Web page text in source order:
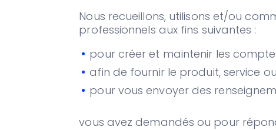
Nous recueillons, utilisons et/ou
professionnels aux fins suivantes :
pour créer et maintenir les
afin de fournir le produit, service
pour vous envoyer des
vous avez demandés ou pour